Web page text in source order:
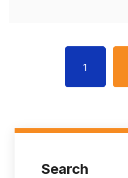
Search
1